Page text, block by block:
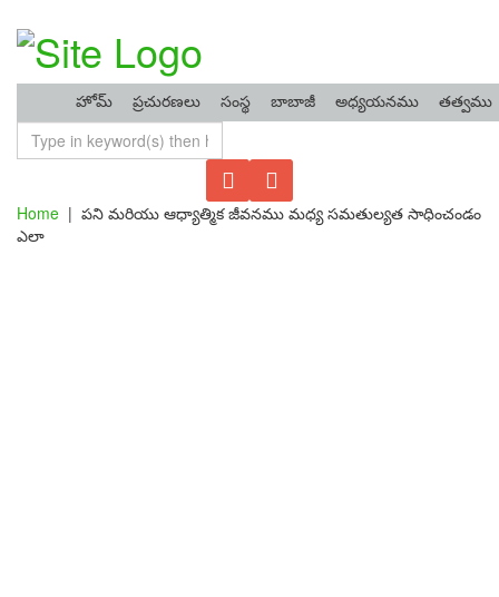
హోమ్ ప్రచురణలు సంస్థ బాబాజీ అధ్యయనము తత్వము
Home | పని మరియు ఆధ్యాత్మిక జీవనము మధ్య సమతుల్యత సాధించండం
ఎలా